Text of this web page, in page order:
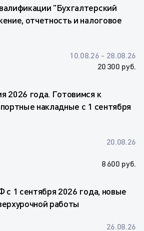
"Бухгалтерский
отчетность и налоговое
10.08.26 - 28.08.26
20 300 руб.
2026 года. Готовимся к
накладные с 1 сентября
20.08.26
8 600 руб.
с 1 сентября 2026 года, новые
работы
26.08.26